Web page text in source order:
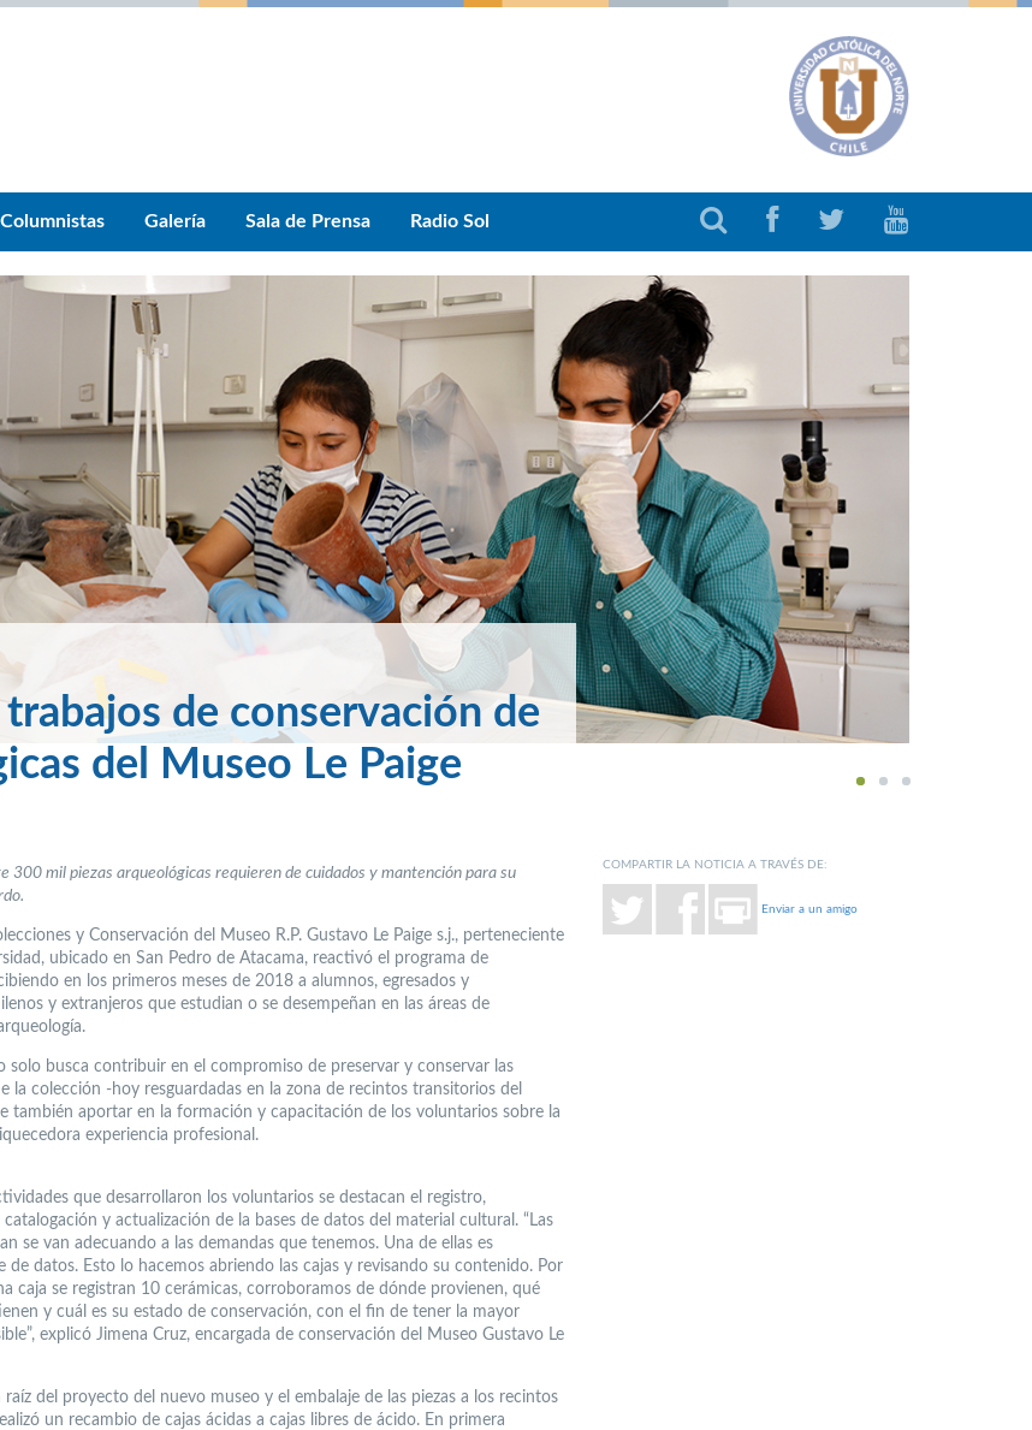
Columnistas Galería Sala de Prensa Radio Sol
1 2 3
de conservación de
del Museo Le Paige
300 mil piezas arqueológicas requieren de cuidados y mantención para su
y Conservación del Museo R.P. Gustavo Le Paige s.j., perteneciente
ubicado en San Pedro de Atacama, reactivó el programa de
en los primeros meses de 2018 a alumnos, egresados y
y extranjeros que estudian o se desempeñan en las áreas de
solo busca contribuir en el compromiso de preservar y conservar las
la colección -hoy resguardadas en la zona de recintos transitorios del
también aportar en la formación y capacitación de los voluntarios sobre la
experiencia profesional.
que desarrollaron los voluntarios se destacan el registro,
y actualización de la bases de datos del material cultural. “Las
se van adecuando a las demandas que tenemos. Una de ellas es
de datos. Esto lo hacemos abriendo las cajas y revisando su contenido. Por
caja se registran 10 cerámicas, corroboramos de dónde provienen, qué
y cuál es su estado de conservación, con el fin de tener la mayor
explicó Jimena Cruz, encargada de conservación del Museo Gustavo Le
raíz del proyecto del nuevo museo y el embalaje de las piezas a los recintos
un recambio de cajas ácidas a cajas libres de ácido. En primera
COMPARTIR LA NOTICIA A TRAVÉS DE:
Enviar a un amigo